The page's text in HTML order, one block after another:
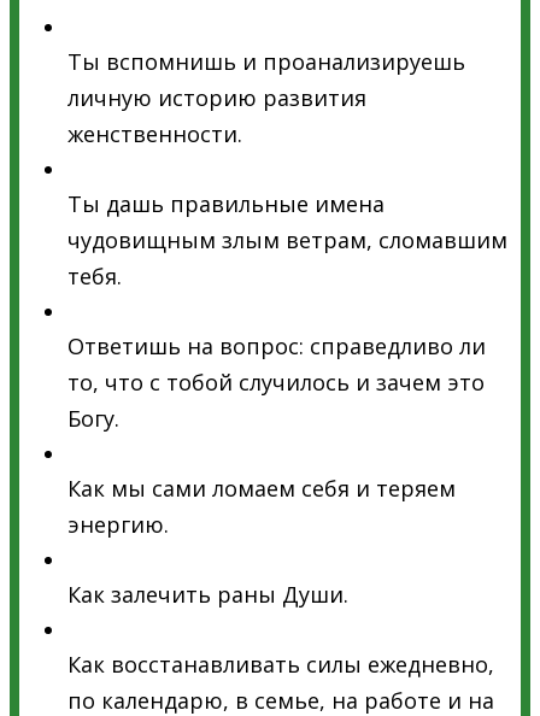
Ты вспомнишь и проанализируешь
личную историю развития
женственности.
Ты дашь правильные имена
чудовищным злым ветрам, сломавшим
тебя.
Ответишь на вопрос: справедливо ли
то, что с тобой случилось и зачем это
Богу.
Как мы сами ломаем себя и теряем
энергию.
Как залечить раны Души.
Как восстанавливать силы ежедневно,
по календарю, в семье, на работе и на